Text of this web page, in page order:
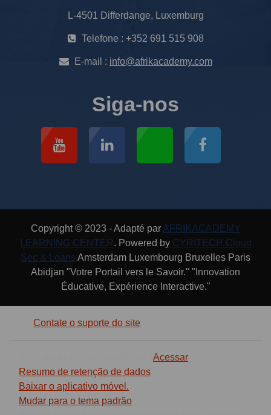
L-4501 Differdange, Luxemburg
Telefone : +352 691 515 908
E-mail : info@afrikacademy.com
Siga-nos
Copyright © 2023 - Adapté par AFRIKACADEMY
LEARNING CENTER. Powered by CYRITECH Cloud
Sec & Loans Amsterdam Luxembourg Bruxelles Paris
Abidjan "Votre Portail vers le Savoir." "Innovation
Éducative, Expérience Interactive."
Contate o suporte do site
Acessar
Resumo de retenção de dados
Baixar o aplicativo móvel.
Mudar para o tema padrão